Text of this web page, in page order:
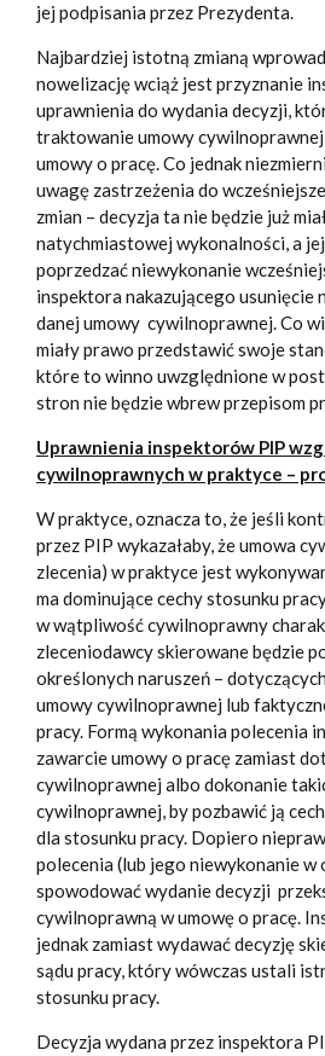
jej podpisania przez Prezydenta.
Najbardziej istotną zmianą
nowelizację wciąż jest przyznanie
uprawnienia do wydania decyzji,
traktowanie umowy cywilnoprawnej
umowy o pracę. Co jednak
uwagę zastrzeżenia do
zmian – decyzja ta nie będzie już
natychmiastowej wykonalności, a
poprzedzać niewykonanie
inspektora nakazującego usunięcie
danej umowy cywilnoprawnej. Co
miały prawo przedstawić swoje
które to winno uwzględnione w
stron nie będzie wbrew przepisom
Uprawnienia inspektorów PIP
cywilnoprawnych w praktyce –
W praktyce, oznacza to, że jeśli
przez PIP wykazałaby, że umowa
zlecenia) w praktyce jest
ma dominujące cechy stosunku
w wątpliwość cywilnoprawny
zleceniodawcy skierowane będzie
określonych naruszeń –
umowy cywilnoprawnej lub
pracy. Formą wykonania polecenia
zawarcie umowy o pracę zamiast
cywilnoprawnej albo dokonanie
cywilnoprawnej, by pozbawić ją
dla stosunku pracy. Dopiero
polecenia (lub jego niewykonanie w
spowodować wydanie decyzji
cywilnoprawną w umowę o pracę.
jednak zamiast wydawać decyzję
sądu pracy, który wówczas ustali
stosunku pracy.
Decyzja wydana przez inspektora